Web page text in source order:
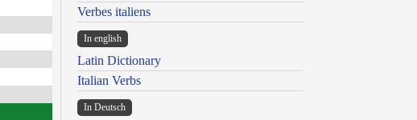
Verbes italiens
In english
Latin Dictionary
Italian Verbs
In Deutsch